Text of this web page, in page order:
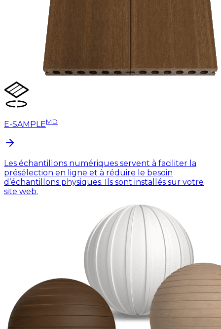
E-SAMPLEMD
Les échantillons numériques servent à faciliter la
présélection en ligne et à réduire le besoin
d’échantillons physiques. Ils sont installés sur votre
site web.